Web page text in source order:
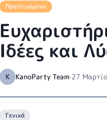
Προτεινόμενο
Ιδέες και
K KanoParty Team·27
Γενικά